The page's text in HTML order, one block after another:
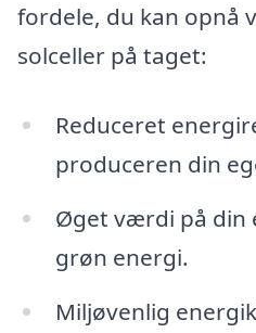
fordele, du kan opnå
solceller på taget:
Reduceret
produceren din
Øget værdi på din
grøn energi.
Miljøvenlig